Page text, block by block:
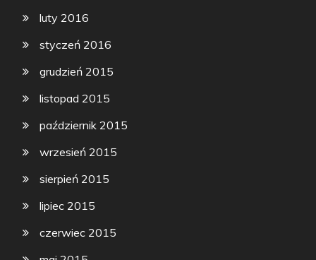
luty 2016
styczeń 2016
grudzień 2015
listopad 2015
październik 2015
wrzesień 2015
sierpień 2015
lipiec 2015
czerwiec 2015